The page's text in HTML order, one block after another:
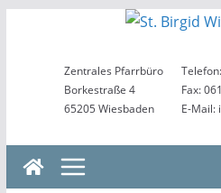
springenZentrales Pfarrbüro
Borkestraße 4
65205 Wiesbaden
Fax:
E-Mail: